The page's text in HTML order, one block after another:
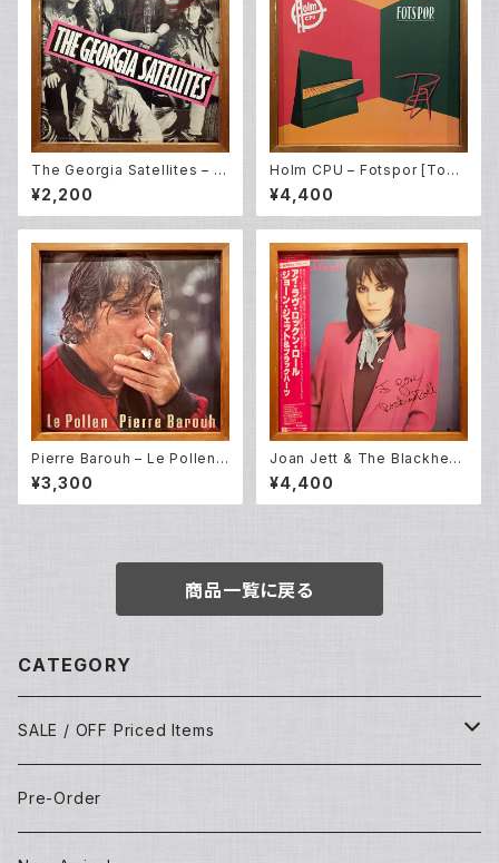
The Georgia Satellites – O
pen All Night (LP)
¥2,200
Holm CPU – Fotspor [Todd
Terje / Bobby Spice Remix
es] (12EP)
¥4,400
Pierre Barouh – Le Pollen
(LP)
¥3,300
Joan Jett & The Blackhear
ts – I Love Rock 'N Roll (L
P)
¥4,400
商品一覧に戻る
CATEGORY
SALE / OFF Priced Items
Dead Stocks
Pre-Order